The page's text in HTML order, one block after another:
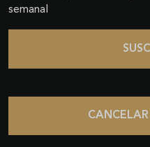
semanal
CANCELAR